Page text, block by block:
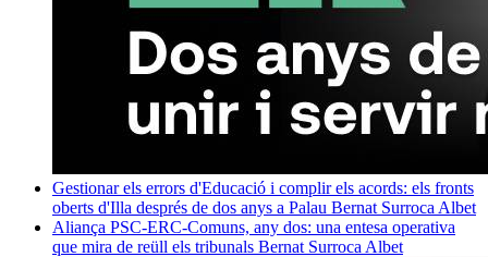
Gestionar els errors d'Educació i complir els acords: els fronts
oberts d'Illa després de dos anys a Palau Bernat Surroca Albet
Aliança PSC-ERC-Comuns, any dos: una entesa operativa
que mira de reüll els tribunals Bernat Surroca Albet